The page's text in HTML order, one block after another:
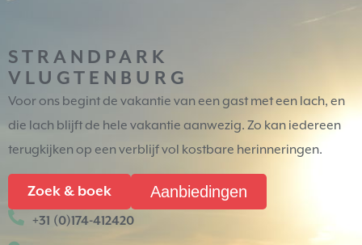
STRANDPARK
VLUGTENBURG
Voor ons begint de vakantie van een gast met een lach, en
die lach blijft de hele vakantie aanwezig. Zo kan iedereen
terugkijken op een verblijf vol kostbare herinneringen.
Zoek & boek Aanbiedingen
+31 (0)174-412420